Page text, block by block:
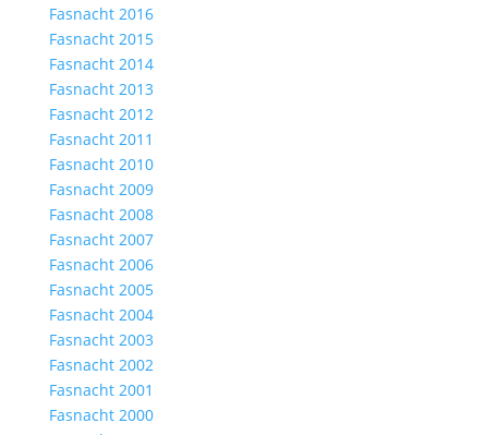
Fasnacht 2016
Fasnacht 2015
Fasnacht 2014
Fasnacht 2013
Fasnacht 2012
Fasnacht 2011
Fasnacht 2010
Fasnacht 2009
Fasnacht 2008
Fasnacht 2007
Fasnacht 2006
Fasnacht 2005
Fasnacht 2004
Fasnacht 2003
Fasnacht 2002
Fasnacht 2001
Fasnacht 2000